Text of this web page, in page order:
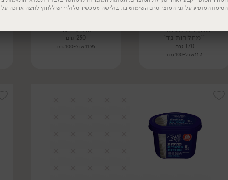
19.90
₪ / יח׳
שמן זית וזעתר -
''מחלבות גד'
170 גרם
11.71 ₪ ל-100 גרם
29.90
₪/ יח׳
24% - גד
250 גרם
11.96 ₪ ל-100 גרם
הסימון המופיע על גבי המוצר טרם השימוש בו. בגלישה ממכשיר סלולרי יש ללחוץ לחיצה ארוכה